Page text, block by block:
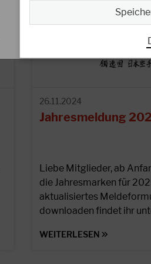
26.11.2024
Jahresmeldung
Liebe Mitglieder, ab
die Jahresmarken für
aktualisiertes
downloaden findet ihr
WEITERLESEN